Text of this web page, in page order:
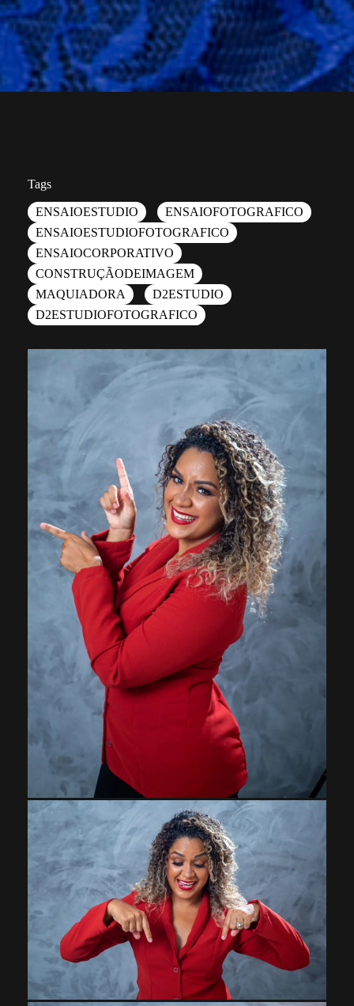
Tags
ENSAIOESTUDIO
ENSAIOFOTOGRAFICO
ENSAIOESTUDIOFOTOGRAFICO
ENSAIOCORPORATIVO
CONSTRUÇÃODEIMAGEM
MAQUIADORA
D2ESTUDIO
D2ESTUDIOFOTOGRAFICO